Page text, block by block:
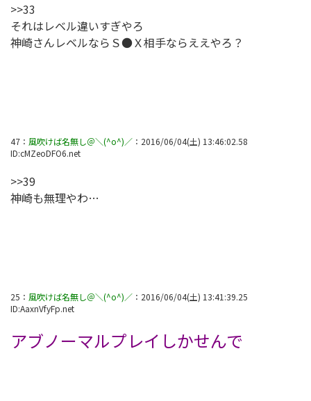
>>33
それはレベル違いすぎやろ
神崎さんレベルならＳ●Ｘ相手ならええやろ？
47 ： 風吹けば名無し＠＼(^o^)／ ： 2016/06/04(土) 13:46:02.58
ID:cMZeoDFO6.net
>>39
神崎も無理やわ…
25 ： 風吹けば名無し＠＼(^o^)／ ： 2016/06/04(土) 13:41:39.25
ID:AaxnVfyFp.net
アブノーマルプレイしかせんで